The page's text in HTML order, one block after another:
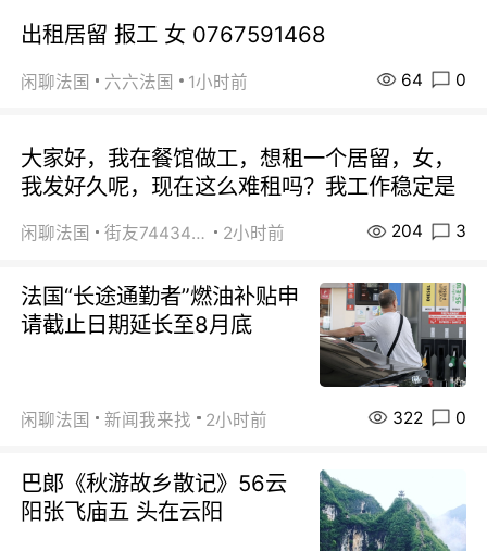
出租居留 报工 女 0767591468
闲聊法国 六六法国 1小时前 64 0
大家好，我在餐馆做工，想租一个居留，女，
我发好久呢，现在这么难租吗？我工作稳定是
闲聊法国 街友74434350 2小时前 204 3
法国“长途通勤者”燃油补贴申
请截止日期延长至8月底
闲聊法国 新闻我来找 2小时前 322 0
巴郞《秋游故乡散记》56云
阳张飞庙五 头在云阳